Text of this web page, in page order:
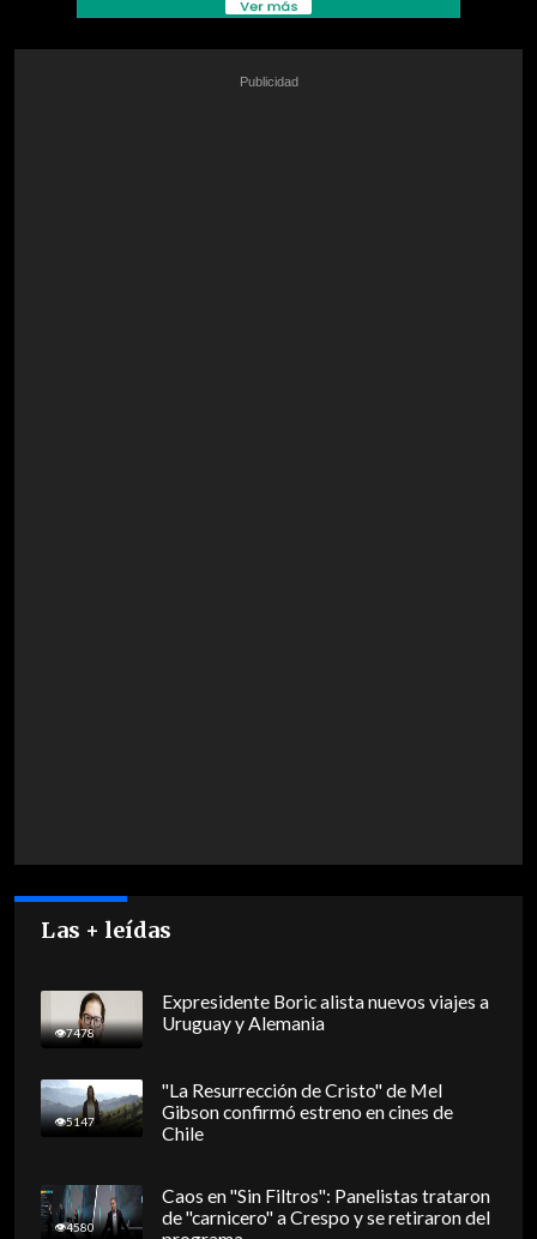
Las + leídas
7478
Expresidente Boric alista nuevos viajes a
Uruguay y Alemania
5147
"La Resurrección de Cristo" de Mel
Gibson confirmó estreno en cines de
Chile
4580
Caos en "Sin Filtros": Panelistas trataron
de "carnicero" a Crespo y se retiraron del